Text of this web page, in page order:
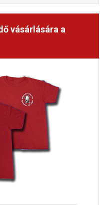
vásárlására a